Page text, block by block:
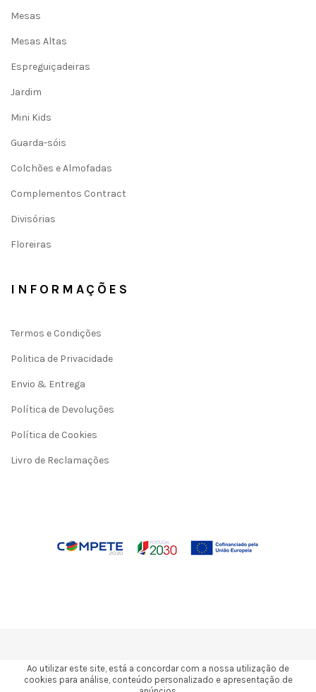
Mesas
Mesas Altas
Espreguiçadeiras
Jardim
Mini Kids
Guarda-sóis
Colchões e Almofadas
Complementos Contract
Divisórias
Floreiras
INFORMAÇÕES
Termos e Condições
Politica de Privacidade
Envio & Entrega
Política de Devoluções
Política de Cookies
Livro de Reclamações
Ao utilizar este site, está a concordar com a nossa utilização de
cookies para análise, conteúdo personalizado e apresentação de